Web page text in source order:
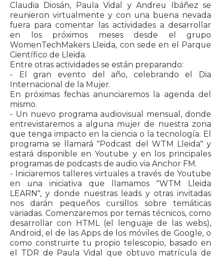
Claudia Diosán, Paula Vidal y Andreu Ibáñez se
reunieron virtualmente y con una buena nevada
fuera para comentar las actividades a desarrollar
en los próximos meses desde el grupo
WomenTechMakers Lleida, con sede en el Parque
Científico de Lleida.
Entre otras actividades se están preparando:
- El gran evento del año, celebrando el Dia
Internacional de la Mujer.
En próximas fechas anunciaremos la agenda del
mismo.
- Un nuevo programa audiovisual mensual, donde
entrevistaremos a alguna mujer de nuestra zona
que tenga impacto en la ciencia o la tecnología. El
programa se llamará "Podcast del WTM Lleida" y
estará disponible en Youtube y en los principales
programas de podcasts de audio via Anchor FM.
- Iniciaremos talleres virtuales a través de Youtube
en una iniciativa que llamamos "WTM Lleida
LEARN", y donde nuestras leads y otras invitadas
nos darán pequeños cursillos sobre temáticas
variadas. Comenzaremos por temas técnicos, como
desarrollar con HTML (el lenguaje de las webs),
Android, el de las Apps de los móviles de Google, o
como construirte tu propio telescopio, basado en
el TDR de Paula Vidal que obtuvo matrícula de